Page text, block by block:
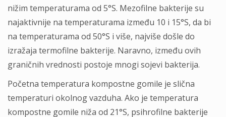
nižim temperaturama od 5°S. Mezofilne bakterije su
najaktivnije na temperaturama između 10 i 15°S, da bi
na temperaturama od 50°S i više, najviše došle do
izražaja termofilne bakterije. Naravno, između ovih
graničnih vrednosti postoje mnogi sojevi bakterija.
Početna temperatura kompostne gomile je slična
temperaturi okolnog vazduha. Ako je temperatura
kompostne gomile niža od 21°S, psihrofilne bakterije